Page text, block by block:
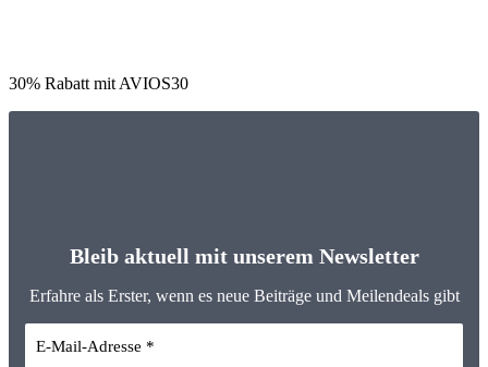
30% Rabatt mit AVIOS30
Bleib aktuell mit unserem Newsletter
Erfahre als Erster, wenn es neue Beiträge und Meilendeals gibt